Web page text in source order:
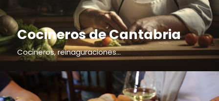
Cocineros de Cantabria
Cocineros, reinaguraciones...